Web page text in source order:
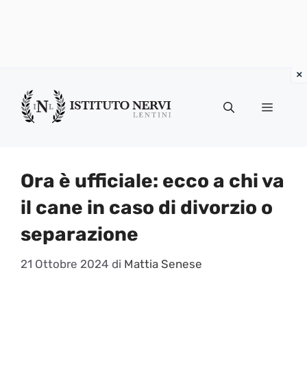
contenuto
Menu
Ora è ufficiale: ecco a chi va
il cane in caso di divorzio o
separazione
21 Ottobre 2024 di Mattia Senese